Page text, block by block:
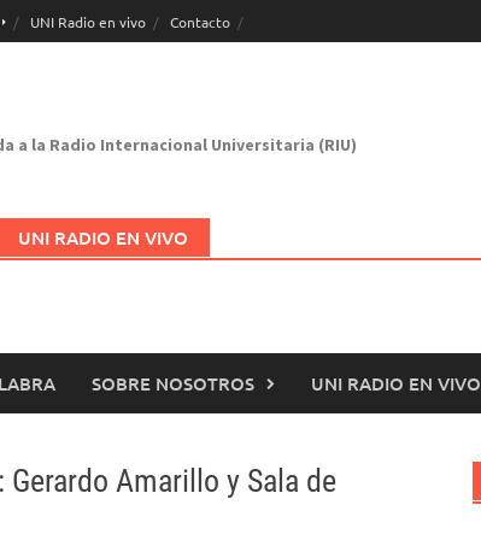
UNI Radio en vivo Contacto
a la Radio Internacional Universitaria (RIU)
UNI RADIO EN VIVO
SOBRE NOSOTROS UNI RADIO EN VIVO
Amarillo y Sala de